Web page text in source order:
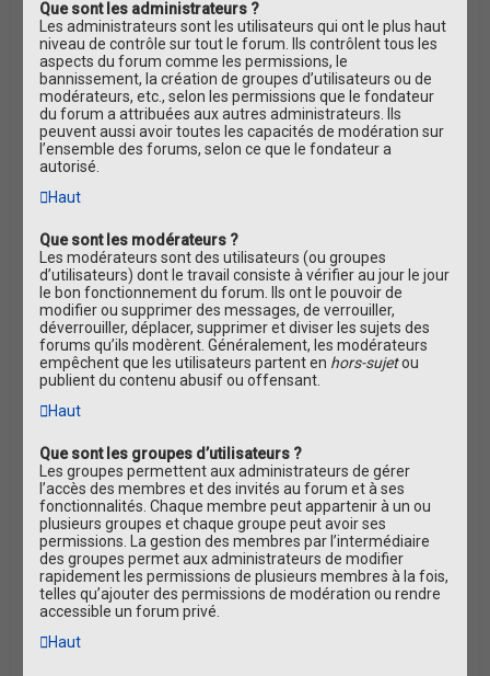
Que sont les administrateurs ?
Les administrateurs sont les utilisateurs qui ont le plus haut
niveau de contrôle sur tout le forum. Ils contrôlent tous les
aspects du forum comme les permissions, le
bannissement, la création de groupes d’utilisateurs ou de
modérateurs, etc., selon les permissions que le fondateur
du forum a attribuées aux autres administrateurs. Ils
peuvent aussi avoir toutes les capacités de modération sur
l’ensemble des forums, selon ce que le fondateur a
autorisé.
Haut
Que sont les modérateurs ?
Les modérateurs sont des utilisateurs (ou groupes
d’utilisateurs) dont le travail consiste à vérifier au jour le jour
le bon fonctionnement du forum. Ils ont le pouvoir de
modifier ou supprimer des messages, de verrouiller,
déverrouiller, déplacer, supprimer et diviser les sujets des
forums qu’ils modèrent. Généralement, les modérateurs
empêchent que les utilisateurs partent en hors-sujetou
publient du contenu abusif ou offensant.
Haut
Que sont les groupes d’utilisateurs ?
Les groupes permettent aux administrateurs de gérer
l’accès des membres et des invités au forum et à ses
fonctionnalités. Chaque membre peut appartenir à un ou
plusieurs groupes et chaque groupe peut avoir ses
permissions. La gestion des membres par l’intermédiaire
des groupes permet aux administrateurs de modifier
rapidement les permissions de plusieurs membres à la fois,
telles qu’ajouter des permissions de modération ou rendre
accessible un forum privé.
Haut